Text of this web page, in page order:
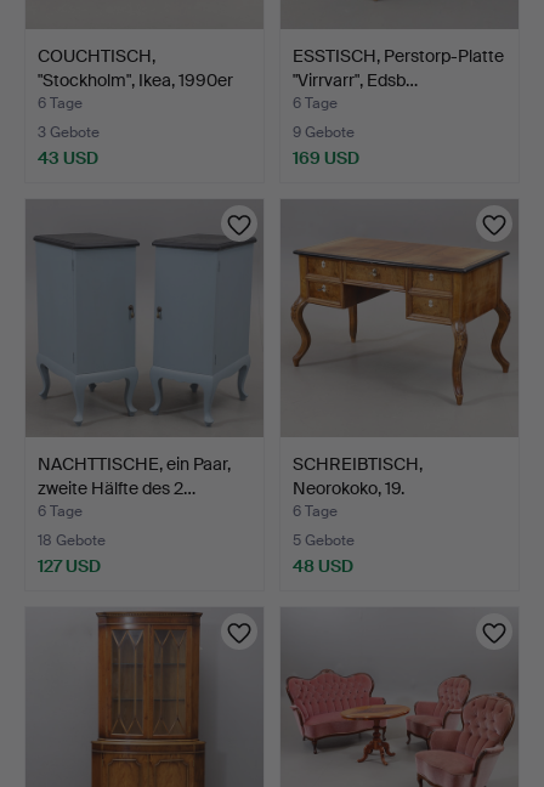
COUCHTISCH,
"Stockholm", Ikea, 1990er
Jahr…
6 Tage
3 Gebote
43 USD
ESSTISCH, Perstorp-Platte
"Virrvarr", Edsb…
6 Tage
9 Gebote
169 USD
NACHTTISCHE, ein Paar,
zweite Hälfte des 2…
6 Tage
18 Gebote
127 USD
SCHREIBTISCH,
Neorokoko, 19.
Jahrhundert.
6 Tage
5 Gebote
48 USD